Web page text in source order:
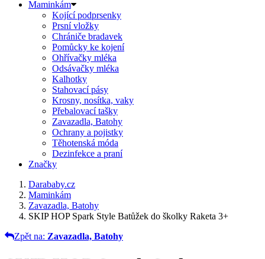
Maminkám
Kojící podprsenky
Prsní vložky
Chrániče bradavek
Pomůcky ke kojení
Ohřívačky mléka
Odsávačky mléka
Kalhotky
Stahovací pásy
Krosny, nosítka, vaky
Přebalovací tašky
Zavazadla, Batohy
Ochrany a pojistky
Těhotenská móda
Dezinfekce a praní
Značky
Darababy.cz
Maminkám
Zavazadla, Batohy
SKIP HOP Spark Style Batůžek do školky Raketa 3+
Zpět na: Zavazadla, Batohy